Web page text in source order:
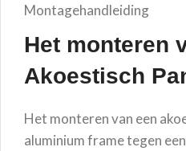
Montagehandleiding
Het monteren
Akoestisch
Het monteren van een
aluminium frame tegen